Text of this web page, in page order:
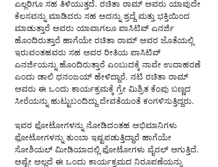
ಎಲ್ಲರಿಗೂ ಸಹ ತಿಳಿಯುತ್ತದೆ. ರಚಿತಾ ರಾಮ್ ಅವರು ಯಾವುದೇ
ಕೆಲಸವನ್ನು ಮಾಡಿದರು ಸಹ ಅದನ್ನು ಶ್ರದ್ದೆ ಮತ್ತು ಭಕ್ತಿಯಿಂದ
ಮಾಡುತ್ತಾರೆ ಅವರು ಯಾವಾಗಲೂ ಪಾಸಿಟಿವ್ ಎನರ್ಜಿ
ಹೊಂದಿರುತ್ತಾರೆ ಹಾಗೆಯೇ ರಚಿತಾ ರಾಮ್ ಅವರ ಜೊತೆಯಲ್ಲಿ
ಇರುವಂತಹವರು ಸಹ ಅವರ ರೀತಿಯ ಪಾಸಿಟಿವ್
ಎನರ್ಜಿಯನ್ನು ಹೊಂದಿರುತ್ತಾರೆ ಎಂಬುದಕ್ಕೆ ನಾವೇ ಉದಾಹರಣೆ
ಎಂದು ಡಾಲಿ ಧನಂಜಯ್ ಹೇಳಿದ್ದಾರೆ. ನಟಿ ರಚಿತಾ ರಾಮ್
ಅವರು ಈ ಒಂದು ಕಾರ್ಯಕ್ರಮಕ್ಕೆ ಗ್ರೇ ಮಿಶ್ರಿತ ಕೆಂಪು ಬಣ್ಣದ
ಸೀರೆಯನ್ನು ಹುಟ್ಟುಬಂದಿದ್ದು ದೇವತೆಯಂತೆ ಕಂಗಳಿಸುತ್ತಿದ್ದರು.
ಇವರ ಫೋಟೋಗಳನ್ನು ನೋಡಿದಂತಹ ಅಭಿಮಾನಿಗಳು
ಫೋಟೋಗಳನ್ನು ತುಂಬಾ ಇಷ್ಟಪಡುತ್ತಿದ್ದಾರೆ ಹಾಗೆಯೇ
ಸೋಶಿಯಲ್ ಮೀಡಿಯಾದಲ್ಲಿ ಫೋಟೋಗಳು ವೈರಲ್ ಆಗುತ್ತಿದೆ.
ಅಷ್ಟೇ ಅಲ್ಲದೆ ಈ ಒಂದು ಕಾರ್ಯಕ್ರಮದ ನಿರೂಪಣೆಯನ್ನು